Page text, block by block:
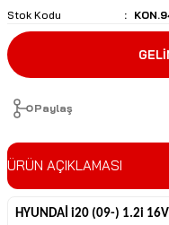
Stok Kodu
Paylaş
ÜRÜN AÇIKLAMASI
HYUNDAİ i20 (09-) 1.2i 16V